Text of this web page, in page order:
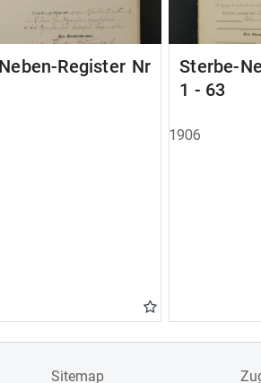
Register Nr
Sterbe-
1 - 63
1906
Sitemap